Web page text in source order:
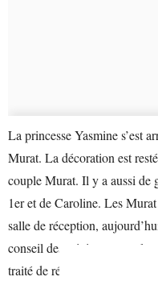
La princesse Yasmine s’est
Murat. La décoration est
couple Murat. Il y a aussi de
1er et de Caroline. Les
salle de réception,
conseil des ministres avec le
traité de réconciliation